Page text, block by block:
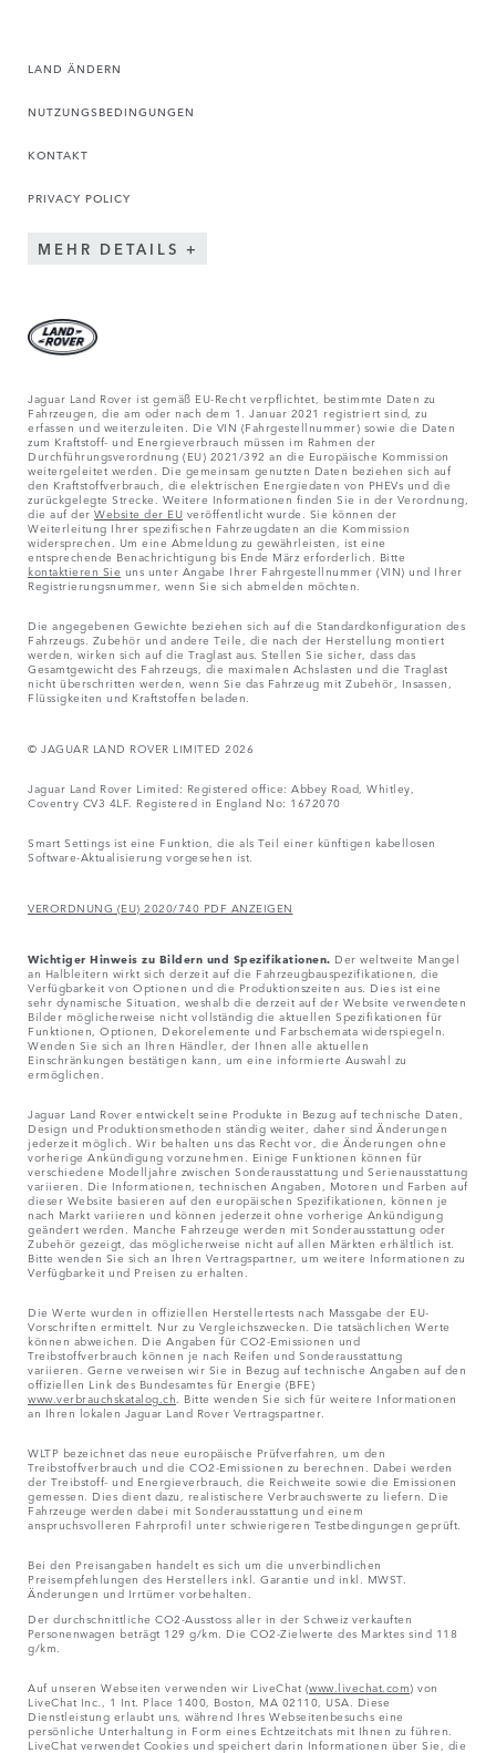
LAND ÄNDERN
NUTZUNGSBEDINGUNGEN
KONTAKT
PRIVACY POLICY
MEHR DETAILS
Jaguar Land Rover ist gemäß EU-Recht verpflichtet, bestimmte Daten zu
Fahrzeugen, die am oder nach dem 1. Januar 2021 registriert sind, zu
erfassen und weiterzuleiten. Die VIN (Fahrgestellnummer) sowie die Daten
zum Kraftstoff- und Energieverbrauch müssen im Rahmen der
Durchführungsverordnung (EU) 2021/392 an die Europäische Kommission
weitergeleitet werden. Die gemeinsam genutzten Daten beziehen sich auf
den Kraftstoffverbrauch, die elektrischen Energiedaten von PHEVs und die
zurückgelegte Strecke. Weitere Informationen finden Sie in der Verordnung,
die auf derWebsite der EU veröffentlicht wurde. Sie können der
Weiterleitung Ihrer spezifischen Fahrzeugdaten an die Kommission
widersprechen. Um eine Abmeldung zu gewährleisten, ist eine
entsprechende Benachrichtigung bis Ende März erforderlich. Bitte
kontaktieren Sie uns unter Angabe Ihrer Fahrgestellnummer (VIN) und Ihrer
Registrierungsnummer, wenn Sie sich abmelden möchten.
Die angegebenen Gewichte beziehen sich auf die Standardkonfiguration des
Fahrzeugs. Zubehör und andere Teile, die nach der Herstellung montiert
werden, wirken sich auf die Traglast aus. Stellen Sie sicher, dass das
Gesamtgewicht des Fahrzeugs, die maximalen Achslasten und die Traglast
nicht überschritten werden, wenn Sie das Fahrzeug mit Zubehör, Insassen,
Flüssigkeiten und Kraftstoffen beladen.
© JAGUAR LAND ROVER LIMITED 2026
Jaguar Land Rover Limited: Registered office: Abbey Road, Whitley,
Coventry CV3 4LF. Registered in England No: 1672070
Smart Settings ist eine Funktion, die als Teil einer künftigen kabellosen
Software-Aktualisierung vorgesehen ist.
VERORDNUNG (EU) 2020/740 PDF ANZEIGEN
Wichtiger Hinweis zu Bildern und Spezifikationen. Der weltweite Mangel
an Halbleitern wirkt sich derzeit auf die Fahrzeugbauspezifikationen, die
Verfügbarkeit von Optionen und die Produktionszeiten aus. Dies ist eine
sehr dynamische Situation, weshalb die derzeit auf der Website verwendeten
Bilder möglicherweise nicht vollständig die aktuellen Spezifikationen für
Funktionen, Optionen, Dekorelemente und Farbschemata widerspiegeln.
Wenden Sie sich an Ihren Händler, der Ihnen alle aktuellen
Einschränkungen bestätigen kann, um eine informierte Auswahl zu
ermöglichen.
Jaguar Land Rover entwickelt seine Produkte in Bezug auf technische Daten,
Design und Produktionsmethoden ständig weiter, daher sind Änderungen
jederzeit möglich. Wir behalten uns das Recht vor, die Änderungen ohne
vorherige Ankündigung vorzunehmen. Einige Funktionen können für
verschiedene Modelljahre zwischen Sonderausstattung und Serienausstattung
variieren. Die Informationen, technischen Angaben, Motoren und Farben auf
dieser Website basieren auf den europäischen Spezifikationen, können je
nach Markt variieren und können jederzeit ohne vorherige Ankündigung
geändert werden. Manche Fahrzeuge werden mit Sonderausstattung oder
Zubehör gezeigt, das möglicherweise nicht auf allen Märkten erhältlich ist.
Bitte wenden Sie sich an Ihren Vertragspartner, um weitere Informationen zu
Verfügbarkeit und Preisen zu erhalten.
Die Werte wurden in offiziellen Herstellertests nach Massgabe der EU-
Vorschriften ermittelt. Nur zu Vergleichszwecken. Die tatsächlichen Werte
können abweichen. Die Angaben für CO2-Emissionen und
Treibstoffverbrauch können je nach Reifen und Sonderausstattung
variieren. Gerne verweisen wir Sie in Bezug auf technische Angaben auf den
offiziellen Link des Bundesamtes für Energie (BFE)
www.verbrauchskatalog.ch. Bitte wenden Sie sich für weitere Informationen
an Ihren lokalen Jaguar Land Rover Vertragspartner.
WLTP bezeichnet das neue europäische Prüfverfahren, um den
Treibstoffverbrauch und die CO2-Emissionen zu berechnen. Dabei werden
der Treibstoff- und Energieverbrauch, die Reichweite sowie die Emissionen
gemessen. Dies dient dazu, realistischere Verbrauchswerte zu liefern. Die
Fahrzeuge werden dabei mit Sonderausstattung und einem
anspruchsvolleren Fahrprofil unter schwierigeren Testbedingungen geprüft.
Bei den Preisangaben handelt es sich um die unverbindlichen
Preisempfehlungen des Herstellers inkl. Garantie und inkl. MWST.
Änderungen und Irrtümer vorbehalten.
Der durchschnittliche CO2-Ausstoss aller in der Schweiz verkauften
Personenwagen beträgt 129 g/km. Die CO2-Zielwerte des Marktes sind 118
g/km.
Auf unseren Webseiten verwenden wir LiveChat (www.livechat.com) von
LiveChat Inc., 1 Int. Place 1400, Boston, MA 02110, USA. Diese
Dienstleistung erlaubt uns, während Ihres Webseitenbesuchs eine
persönliche Unterhaltung in Form eines Echtzeitchats mit Ihnen zu führen.
LiveChat verwendet Cookies und speichert darin Informationen über Sie, die